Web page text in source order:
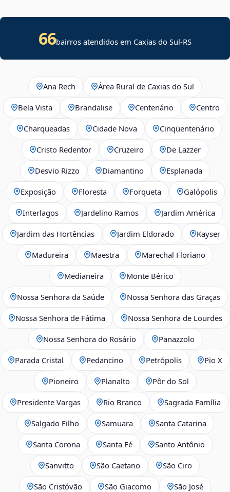
66bairros atendidos em Caxias do Sul-RS
Ana Rech Área Rural de Caxias do Sul
Bela Vista Brandalise Centenário Centro
Charqueadas Cidade Nova Cinqüentenário
Cristo Redentor Cruzeiro De Lazzer
Desvio Rizzo Diamantino Esplanada
Exposição Floresta Forqueta Galópolis
Interlagos Jardelino Ramos Jardim América
Jardim das Hortências Jardim Eldorado Kayser
Madureira Maestra Marechal Floriano
Medianeira Monte Bérico
Nossa Senhora da Saúde Nossa Senhora das Graças
Nossa Senhora de Fátima Nossa Senhora de Lourdes
Nossa Senhora do Rosário Panazzolo
Parada Cristal Pedancino Petrópolis Pio X
Pioneiro Planalto Pôr do Sol
Presidente Vargas Rio Branco Sagrada Família
Salgado Filho Samuara Santa Catarina
Santa Corona Santa Fé Santo Antônio
Sanvitto São Caetano São Ciro
São Cristóvão São Giacomo São José